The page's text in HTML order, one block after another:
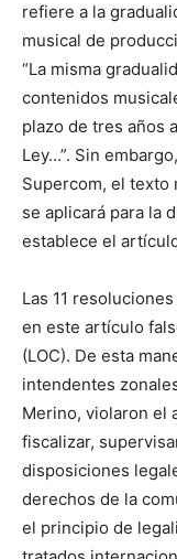
refiere a la
musical de
“La misma
contenidos
plazo de tres años
Ley…”. Sin
Supercom, el texto
se aplicará para la
establece el
Las 11
en este artículo
(LOC). De esta
intendentes
Merino, violaron el
fiscalizar,
disposiciones
derechos de la
el principio de